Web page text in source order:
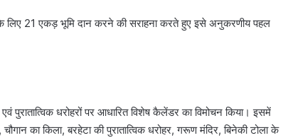
के लिए 21 एकड़ भूमि दान करने की सराहना करते हुए इसे अनुकरणीय पहल
पुरातात्विक धरोहरों पर आधारित विशेष कैलेंडर का विमोचन किया। इसमें
का किला, बरहेटा की पुरातात्विक धरोहर, गरूण मंदिर, बिनेकी टोला के